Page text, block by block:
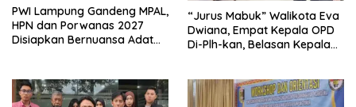
PWI Lampung Gandeng MPAL,
HPN dan Porwanas 2027
Disiapkan Bernuansa Adat
“Jurus Mabuk” Walikota Eva
Dwiana, Empat Kepala OPD
Di-Plh-kan, Belasan Kepala